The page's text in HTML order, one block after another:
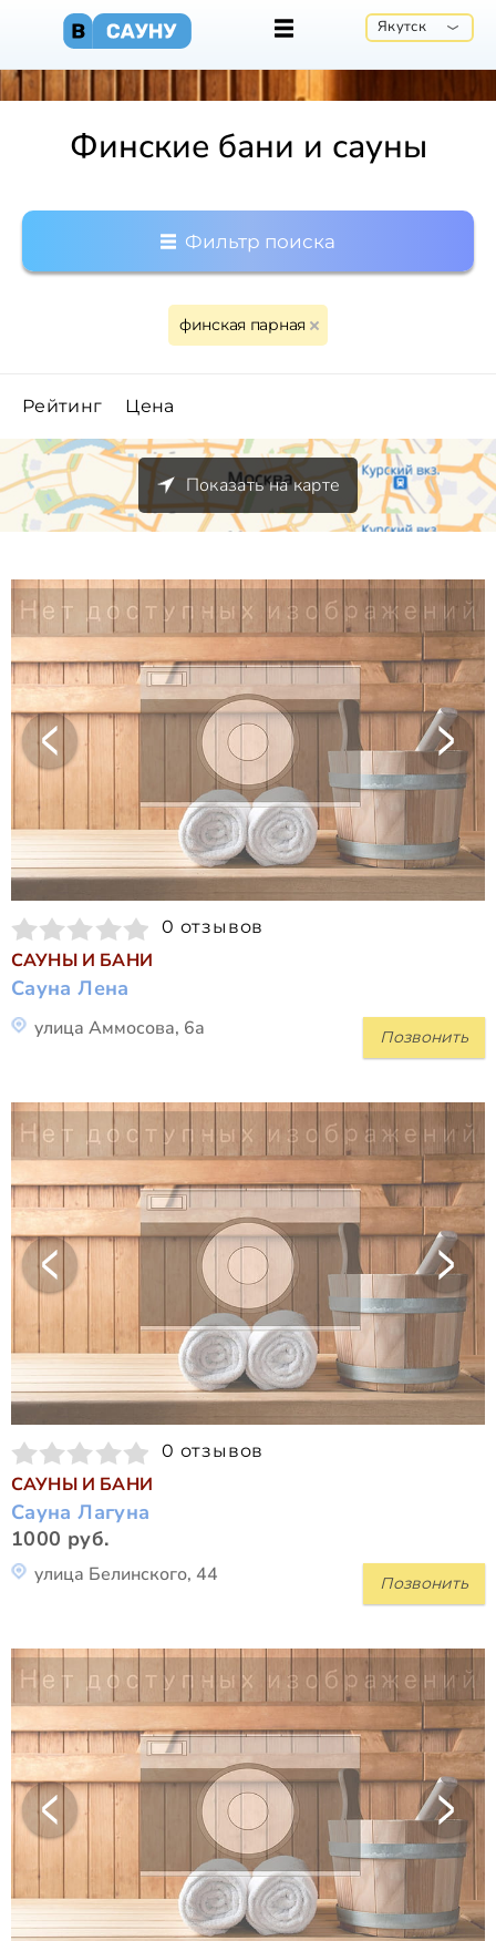
Якутск
Финские бани и сауны
Фильтр поиска
финская парная
Рейтинг Цена
Показать на карте
0 отзывов
САУНЫ И БАНИ
Сауна Лена
Позвонить
улица Аммосова, 6а
0 отзывов
САУНЫ И БАНИ
Сауна Лагуна
1000 руб.
Позвонить
улица Белинского, 44